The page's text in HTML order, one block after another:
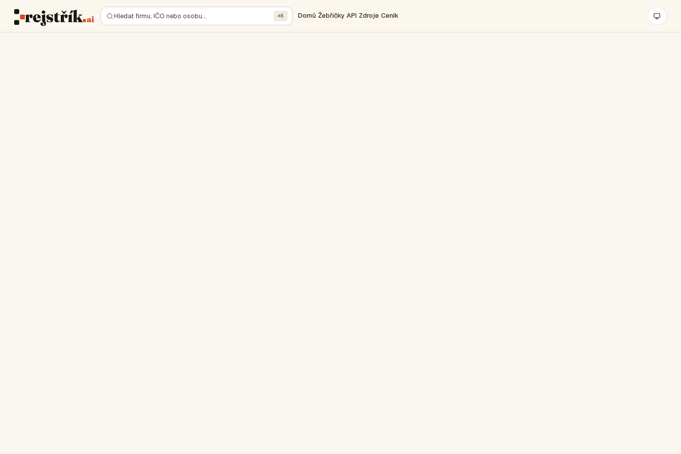
Hledat firmu, IČO nebo osobu… ⌘K Domů Žebříčky API Zdroje Ceník